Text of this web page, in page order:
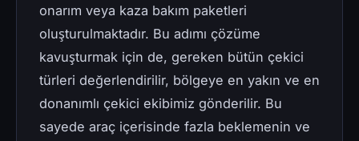
onarım veya kaza bakım paketleri
oluşturulmaktadır. Bu adımı çözüme
kavuşturmak için de, gereken bütün çekici
türleri değerlendirilir, bölgeye en yakın ve en
donanımlı çekici ekibimiz gönderilir. Bu
sayede araç içerisinde fazla beklemenin ve